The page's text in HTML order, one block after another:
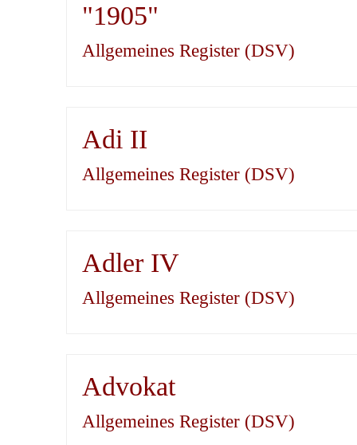
"1905"
Allgemeines Register (DSV)
Adi II
Allgemeines Register (DSV)
Adler IV
Allgemeines Register (DSV)
Advokat
Allgemeines Register (DSV)